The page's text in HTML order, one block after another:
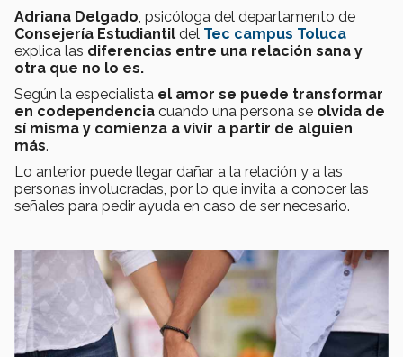
Adriana Delgado , psicóloga del departamento de
Consejería Estudiantil del Tec campus Toluca
explica las diferencias entre una relación sana y
otra que no lo es.
Según la especialista el amor se puede transformar
en codependencia cuando una persona se olvida de
sí misma y comienza a vivir a partir de alguien
más.
Lo anterior puede llegar dañar a la relación y a las
personas involucradas, por lo que invita a conocer las
señales para pedir ayuda en caso de ser necesario.